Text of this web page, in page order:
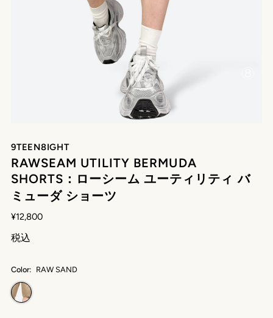
9TEEN8IGHT
RAWSEAM UTILITY BERMUDA
SHORTS：ローシーム ユーティリティ バ
ミューダ ショーツ
¥12,800
税込
Color: RAW SAND